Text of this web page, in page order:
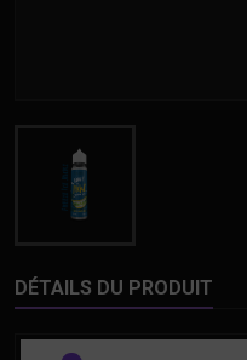
DÉTAILS DU PRODUIT